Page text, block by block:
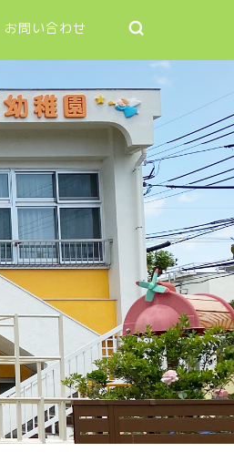
お問い合わせ